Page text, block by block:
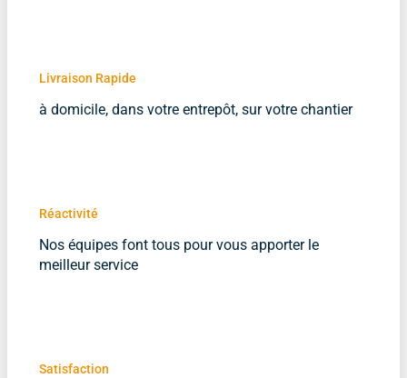
Livraison Rapide
à domicile, dans votre entrepôt, sur votre chantier
Réactivité
Nos équipes font tous pour vous apporter le
meilleur service
Satisfaction